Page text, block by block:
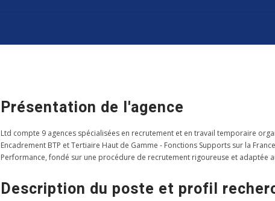
Présentation de l'agence
Ltd compte 9 agences spécialisées en recrutement et en travail temporaire
Encadrement BTP et Tertiaire Haut de Gamme - Fonctions Supports sur la
Performance, fondé sur une procédure de recrutement rigoureuse et adaptée
Description du poste et profil